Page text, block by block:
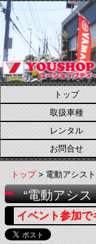
トップ
取扱車種
レンタル
お問合せ
トップ> 電動アシス
“電動アシス
イベント参加